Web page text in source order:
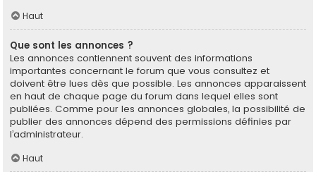
Haut
Que sont les annonces ?
Les annonces contiennent souvent des informations
importantes concernant le forum que vous consultez et
doivent être lues dès que possible. Les annonces apparaissent
en haut de chaque page du forum dans lequel elles sont
publiées. Comme pour les annonces globales, la possibilité de
publier des annonces dépend des permissions définies par
l’administrateur.
Haut